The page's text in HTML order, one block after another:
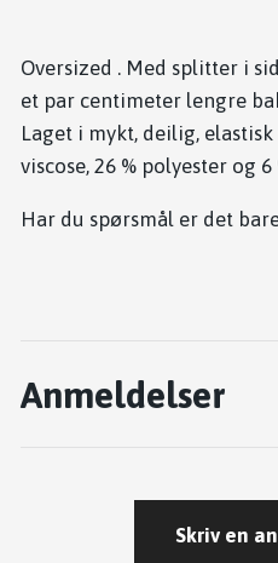
Oversized . Med splitter i
et par centimeter lengre
Laget i mykt, deilig, elastisk
viscose, 26 % polyester og 6
Har du spørsmål er det
Anmeldelser
Skriv en